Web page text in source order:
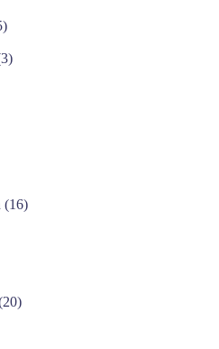
5
33
1616
2020